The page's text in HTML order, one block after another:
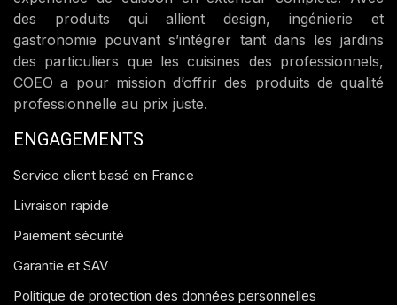
des produits qui allient design, ingénierie et
gastronomie pouvant s’intégrer tant dans les jardins
des particuliers que les cuisines des professionnels,
COEO a pour mission d’offrir des produits de qualité
professionnelle au prix juste.
ENGAGEMENTS
Service client basé en France
Livraison rapide
Paiement sécurité
Garantie et SAV
Politique de protection des données personnelles